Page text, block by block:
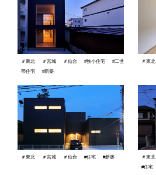
＃東北 ＃宮城 ＃仙台 #狭小住宅
#二世
帯住宅
#新築
＃東北
＃東北 ＃宮城 ＃仙台 #住宅 #新築 ＃東北
#住宅